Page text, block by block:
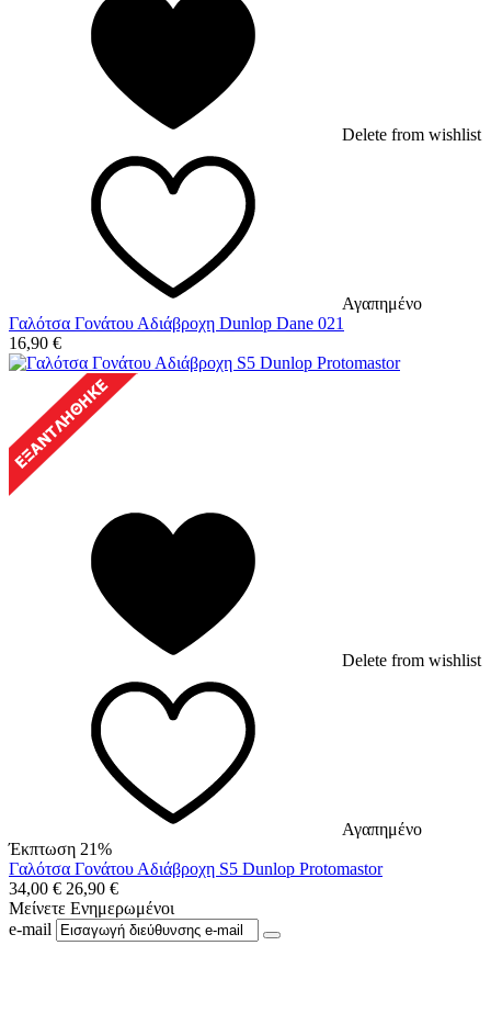
Delete from wishlist
Αγαπημένο
Γαλότσα Γονάτου Αδιάβροχη Dunlop Dane 021
16,90 €
Delete from wishlist
Αγαπημένο
Έκπτωση 21%
Γαλότσα Γονάτου Αδιάβροχη S5 Dunlop Protomastor
34,00 € 26,90 €
Μείνετε Ενημερωμένοι
e-mail